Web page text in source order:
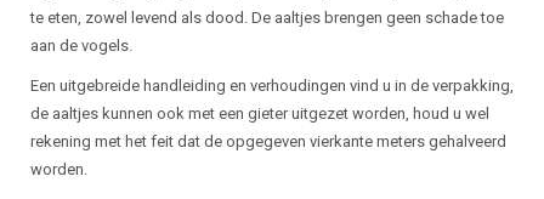
te eten, zowel levend als dood. De aaltjes brengen geen schade toe
aan de vogels.
Een uitgebreide handleiding en verhoudingen vind u in de verpakking,
de aaltjes kunnen ook met een gieter uitgezet worden, houd u wel
rekening met het feit dat de opgegeven vierkante meters gehalveerd
worden.